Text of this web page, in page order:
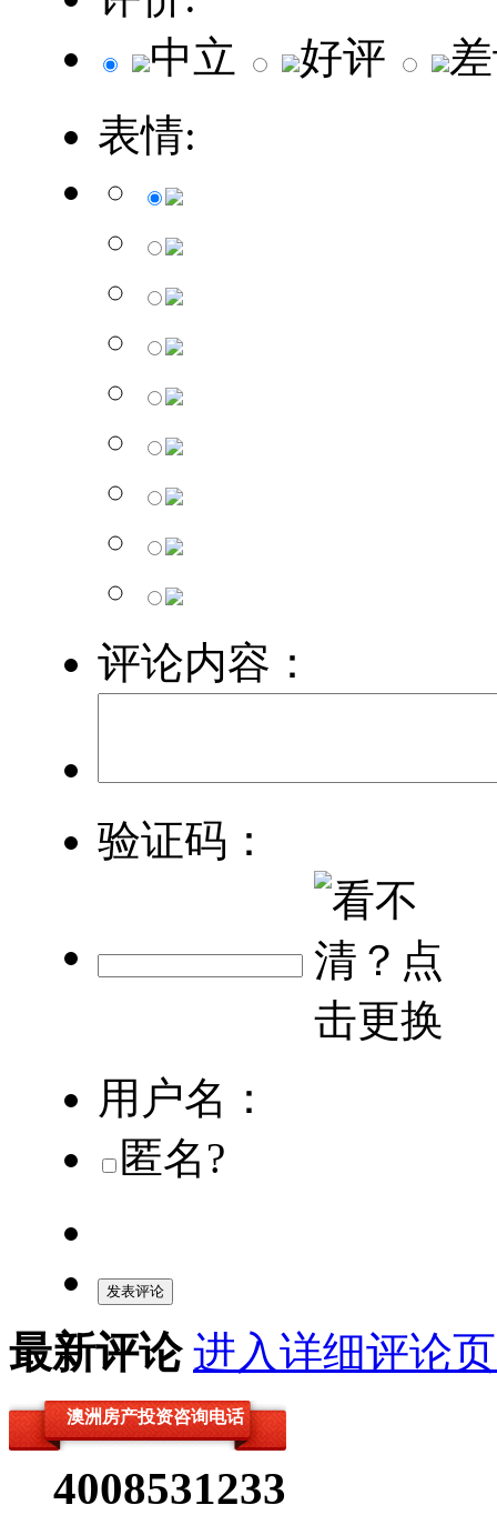
中立
好评
表情:
评论内容：
验证码：
用户名：
匿名?
发表评论
最新评论 进入详细评论
澳洲房产投资咨询电话
4008531233